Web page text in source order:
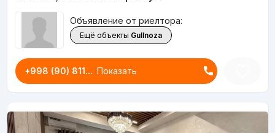
Объявление от риелтора:
Ещё объекты Gullnoza
+998 (90) 811... Показать